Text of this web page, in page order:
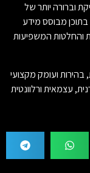
וברורה יותר של
מבוסס מידע
והחלטות המשפיעות
ועומק מקצועי
עצמאית ורלוונטית